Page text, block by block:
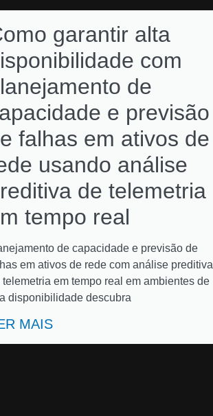
garantir alta
com
de
e previsão
falhas em ativos de
usando análise
de telemetria
tempo real
de capacidade e previsão de
em ativos de rede com análise preditiva
telemetria em tempo real em ambientes de
disponibilidade descubra
MAIS